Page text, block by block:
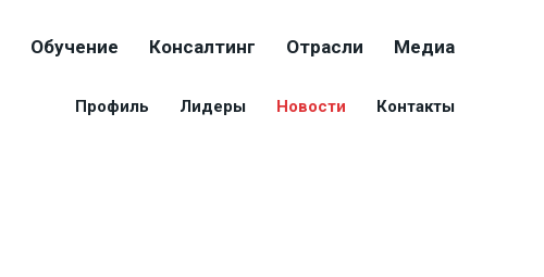
Обучение Консалтинг Отрасли Медиа
Профиль Лидеры Новости Контакты